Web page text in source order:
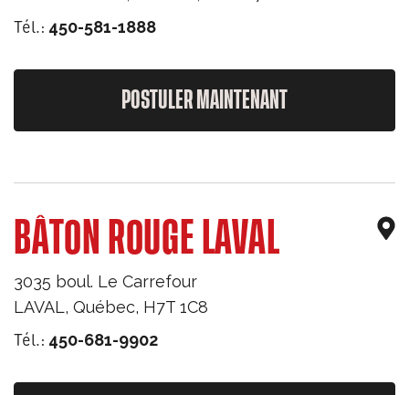
Tél.: 450-581-1888
POSTULER MAINTENANT
BÂTON ROUGE LAVAL
3035 boul. Le Carrefour
LAVAL, Québec, H7T 1C8
Tél.: 450-681-9902